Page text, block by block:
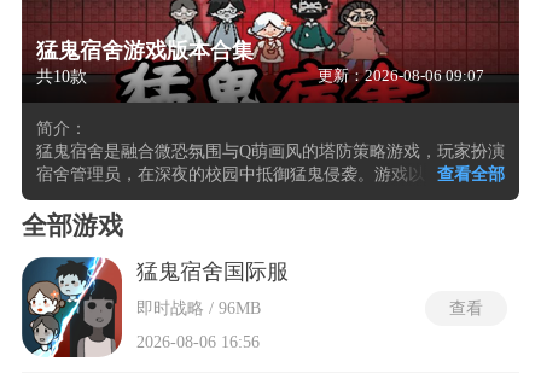
猛鬼宿舍游戏版本合集
共10款 更新：2026-08-06 09:07
简介：
猛鬼宿舍是融合微恐氛围与Q萌画风的塔防策略游戏，玩家扮演
宿舍管理员，在深夜的校园中抵御猛鬼侵袭。游戏以阴森音效
与可爱鬼魂设计营造独特反差，宿舍场景破败不堪，墙壁裂痕
与血迹细节增强沉浸感。核心玩法围绕“躺平发育”机制展开，
玩家通过睡眠积累金币，自动升级防御设施，解放双手专注于
策略布局。动态难度系统随关卡提升猛鬼数量和强度，后期需
精准计算资源分配与炮塔组合，考验玩家应变能力。联机模式
支持随机匹配队友，形成协作防线，增添团队互动乐趣。
查看全部
全部游戏
猛鬼宿舍国际服
即时战略 / 96MB
2026-08-06 16:56
查看